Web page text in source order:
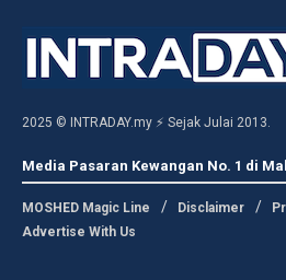
2025 © INTRADAY.my ⚡ Sejak Julai 2013.
Media Pasaran Kewangan No. 1 di
MOSHED Magic Line Disclaimer
Advertise With Us